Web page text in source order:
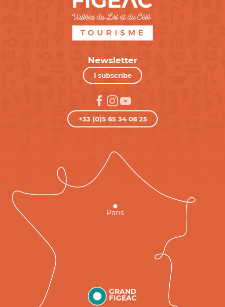
Newsletter
I subscribe
+33 (0)5 65 34 06 25
GRAND
FIGEAC
Paris